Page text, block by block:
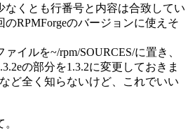
なくとも行番号と内容は合致してい
のRPMForgeのバージョンに使えそ
イルを~/rpm/SOURCES/に置き、
の部分を1.3.2に変更しておきま
ど全く知らないけど、これでいい